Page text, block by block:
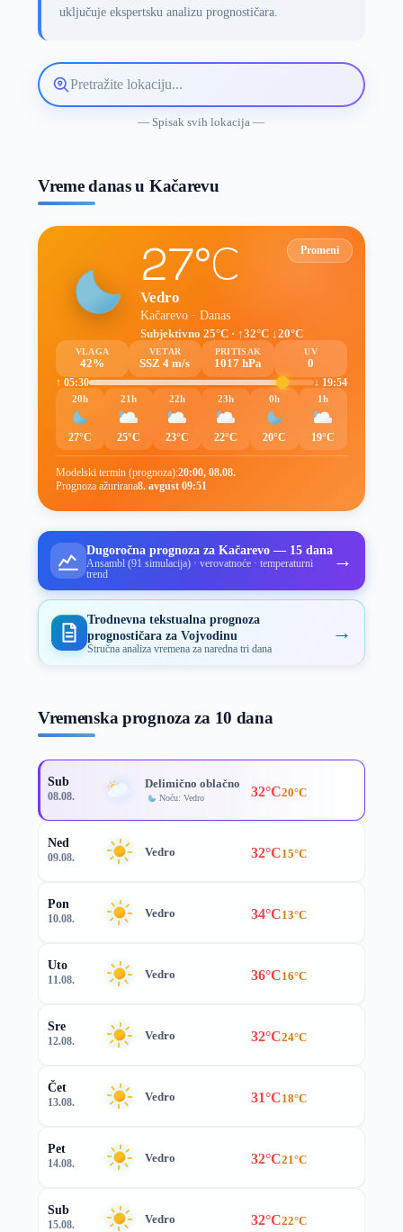
uključuje ekspertsku analizu prognostičara.
Pretražite
lokaciju
— Spisak svih lokacija —
Vreme danas u Kačarevu
Promeni
27°C
Vedro
Kačarevo · Danas
Subjektivno 25°C · ↑32°C ↓20°C
VLAGA
42%
VETAR
SSZ 4 m/s
PRITISAK
1017 hPa
UV
0
↑ 05:30
↓ 19:54
20h
27°C
21h
25°C
22h
23°C
23h
22°C
0h
20°C
1h
19°C
Modelski termin (prognoza):20:00, 08.08.
Prognoza ažurirana8. avgust 09:51
Dugoročna prognoza za Kačarevo — 15 dana
Ansambl (91 simulacija) · verovatnoće · temperaturni
trend
→
Trodnevna tekstualna prognoza
prognostičara za Vojvodinu
Stručna analiza vremena za naredna tri dana
→
Vremenska prognoza za 10 dana
Sub
08.08.
Delimično oblačno
Noću: Vedro 32°C20°C
Ned
09.08. Vedro 32°C15°C
Pon
10.08. Vedro 34°C13°C
Uto
11.08. Vedro 36°C16°C
Sre
12.08. Vedro 32°C24°C
Čet
13.08. Vedro 31°C18°C
Pet
14.08. Vedro 32°C21°C
Sub
15.08. Vedro 32°C22°C